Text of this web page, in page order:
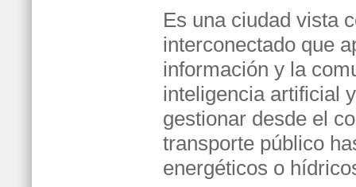
Es una ciudad vista
interconectado que
información y la
inteligencia artificial
gestionar desde el
transporte público
energéticos o